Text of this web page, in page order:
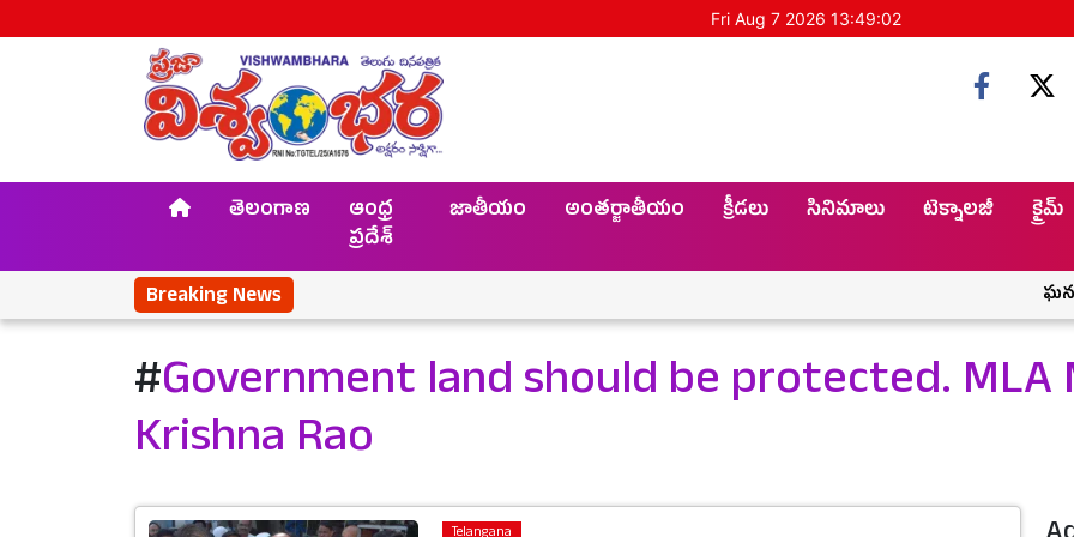
Fri Aug 7 2026 13:49:02
తెలంగాణ
ఆంధ్ర
ప్రదేశ్
జాతీయం అంతర్జాతీయం క్రీడలు సినిమాలు టెక్నాలజీ క్రైమ్
Breaking News
#Government land should be protected. MLA
Krishna Rao